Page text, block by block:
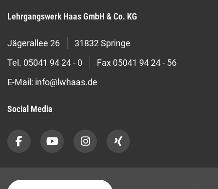
Lehrgangswerk Haas GmbH & Co. KG
Jägerallee 26
31832 Springe
Tel. 05041 94 24 - 0 Fax 05041 94 24 - 56
E-Mail: info@lwhaas.de
Social Media